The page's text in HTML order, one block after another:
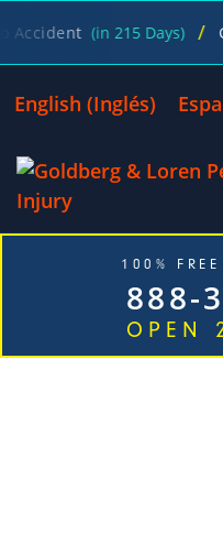
(in 215 Days) / George
English (Inglés)
100%
888-
OPEN